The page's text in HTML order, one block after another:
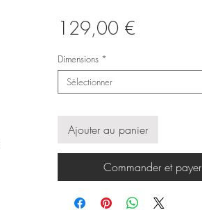
129,00 €Prix
Dimensions *
Sélectionner
Ajouter au panier
Commander et payer